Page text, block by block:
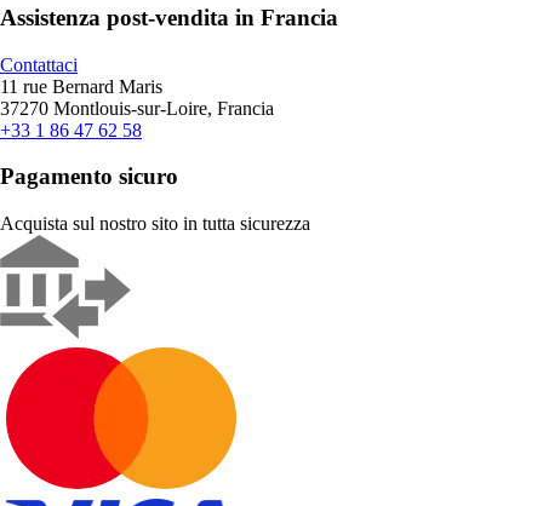
Assistenza post-vendita in Francia
Contattaci
11 rue Bernard Maris
37270 Montlouis-sur-Loire, Francia
+33 1 86 47 62 58
Pagamento sicuro
Acquista sul nostro sito in tutta sicurezza